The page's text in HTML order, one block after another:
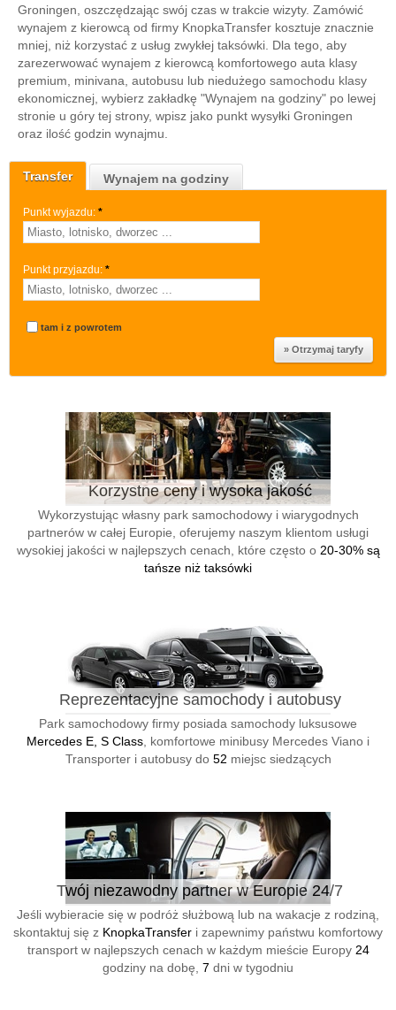
Transfer Wynajem na godziny
Punkt wyjazdu: *
Punkt przyjazdu: *
tam i z powrotem
Korzystne ceny i wysoka jakość
Wykorzystując własny park samochodowy i wiarygodnych
partnerów w całej Europie, oferujemy naszym klientom usługi
wysokiej jakości w najlepszych cenach, które często o 20-30% są
tańsze niż taksówki
Reprezentacyjne samochody i autobusy
Park samochodowy firmy posiada samochody luksusowe
Mercedes E, S Class , komfortowe minibusy Mercedes Viano i
Transporter i autobusy do 52 miejsc siedzących
Twój niezawodny partner w Europie 24/7
Jeśli wybieracie się w podróż służbową lub na wakacje z rodziną,
skontaktuj się z KnopkaTransfer i zapewnimy państwu komfortowy
transport w najlepszych cenach w każdym mieście Europy 24
godziny na dobę, 7 dni w tygodniu
Groningen, oszczędzając swój czas w trakcie wizyty. Zamówić
wynajem z kierowcą od firmy KnopkaTransfer kosztuje znacznie
mniej, niż korzystać z usług zwykłej taksówki. Dla tego, aby
zarezerwować wynajem z kierowcą komfortowego auta klasy
premium, minivana, autobusu lub niedużego samochodu klasy
ekonomicznej, wybierz zakładkę "Wynajem na godziny" po lewej
stronie u góry tej strony, wpisz jako punkt wysyłki Groningen
oraz ilość godzin wynajmu.